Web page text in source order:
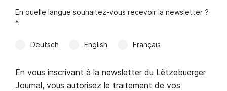
En quelle langue souhaitez-vous recevoir la newsletter ?
*
Deutsch English Français
En vous inscrivant à la newsletter du Lëtzebuerger
Journal, vous autorisez le traitement de vos